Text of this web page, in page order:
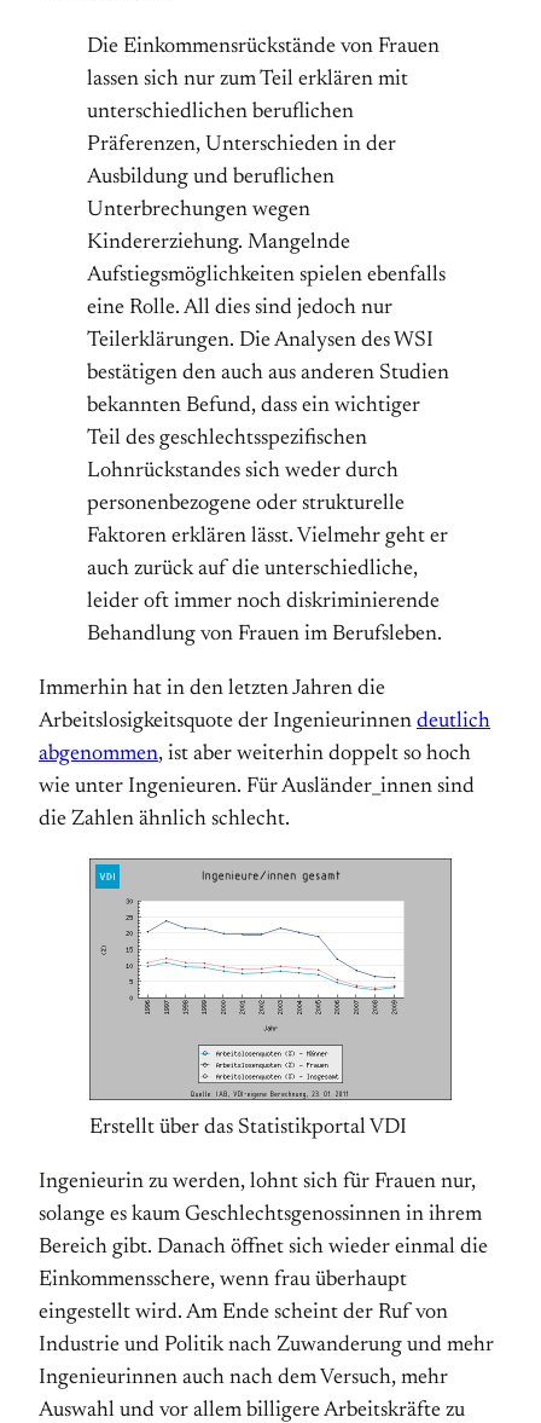
Die Einkommensrückstände von Frauen
lassen sich nur zum Teil erklären mit
unterschiedlichen beruflichen
Präferenzen, Unterschieden in der
Ausbildung und beruflichen
Unterbrechungen wegen
Kindererziehung. Mangelnde
Aufstiegsmöglichkeiten spielen ebenfalls
eine Rolle. All dies sind jedoch nur
Teilerklärungen. Die Analysen des WSI
bestätigen den auch aus anderen Studien
bekannten Befund, dass ein wichtiger
Teil des geschlechtsspezifischen
Lohnrückstandes sich weder durch
personenbezogene oder strukturelle
Faktoren erklären lässt. Vielmehr geht er
auch zurück auf die unterschiedliche,
leider oft immer noch diskriminierende
Behandlung von Frauen im Berufsleben.
Immerhin hat in den letzten Jahren die
Arbeitslosigkeitsquote der Ingenieurinnen deutlich
abgenommen, ist aber weiterhin doppelt so hoch
wie unter Ingenieuren. Für Ausländer_innen sind
die Zahlen ähnlich schlecht.
Erstellt über das Statistikportal VDI
Ingenieurin zu werden, lohnt sich für Frauen nur,
solange es kaum Geschlechtsgenossinnen in ihrem
Bereich gibt. Danach öffnet sich wieder einmal die
Einkommensschere, wenn frau überhaupt
eingestellt wird. Am Ende scheint der Ruf von
Industrie und Politik nach Zuwanderung und mehr
Ingenieurinnen auch nach dem Versuch, mehr
Auswahl und vor allem billigere Arbeitskräfte zu